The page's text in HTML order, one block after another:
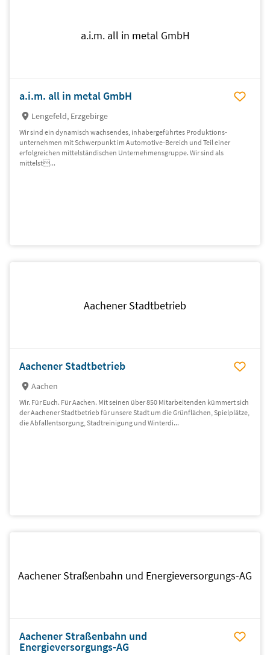
a.i.m. all in metal GmbH
a.i.m. all in metal GmbH
Lengefeld, Erzgebirge
Wir sind ein dynamisch wachsendes, inhaber­geführtes Produktions­
unternehmen mit Schwer­punkt im Automotive-Bereich und Teil einer
erfolgreichen mittel­ständischen Unternehmensgruppe. Wir sind als
mittelst...
Aachener Stadtbetrieb
Aachener Stadtbetrieb
Aachen
Wir. Für Euch. Für Aachen. Mit seinen über 850 Mitarbeitenden kümmert sich
der Aachener Stadtbetrieb für unsere Stadt um die Grünflächen, Spielplätze,
die Abfallentsorgung, Stadtreinigung und Winterdi...
Aachener Straßenbahn und Energieversorgungs-AG
Aachener Straßenbahn und
Energieversorgungs-AG